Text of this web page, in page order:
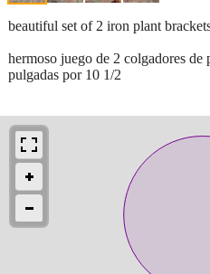
beautiful set of 2 iron plant
hermoso juego de 2 colgadores de
pulgadas por 10 1/2